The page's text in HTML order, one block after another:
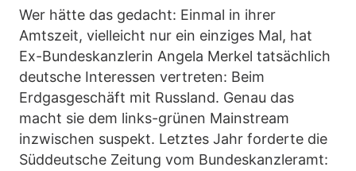
Wer hätte das gedacht: Einmal in ihrer
Amtszeit, vielleicht nur ein einziges Mal, hat
Ex-Bundeskanzlerin Angela Merkel tatsächlich
deutsche Interessen vertreten: Beim
Erdgasgeschäft mit Russland. Genau das
macht sie dem links-grünen Mainstream
inzwischen suspekt. Letztes Jahr forderte die
Süddeutsche Zeitung vom Bundeskanzleramt: